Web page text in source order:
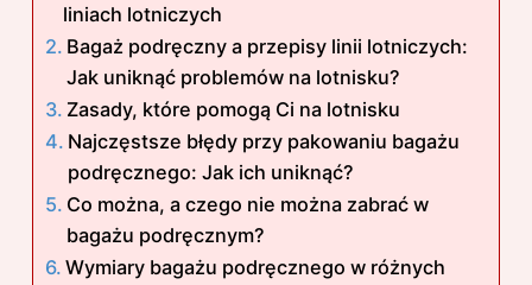
liniach lotniczych
Bagaż podręczny a przepisy linii lotniczych:
Jak uniknąć problemów na lotnisku?
Zasady, które pomogą Ci na lotnisku
Najczęstsze błędy przy pakowaniu bagażu
podręcznego: Jak ich uniknąć?
Co można, a czego nie można zabrać w
bagażu podręcznym?
Wymiary bagażu podręcznego w różnych